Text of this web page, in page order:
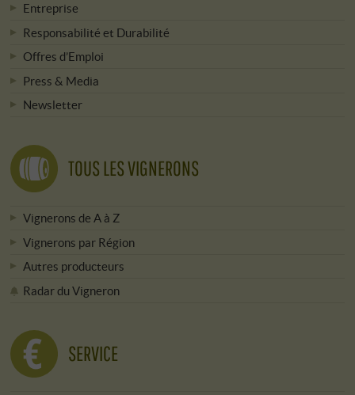
Entreprise
Responsabilité et Durabilité
Offres d’Emploi
Press & Media
Newsletter
TOUS LES VIGNERONS
Vignerons de A à Z
Vignerons par Région
Autres producteurs
Radar du Vigneron
SERVICE